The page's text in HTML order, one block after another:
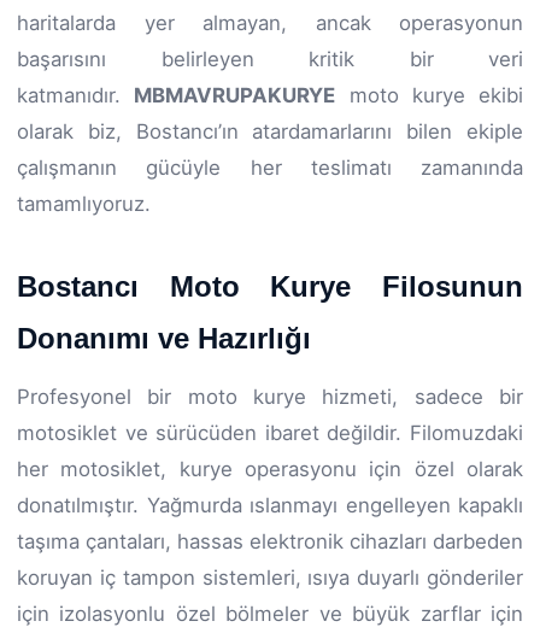
haritalarda yer almayan, ancak operasyonun
başarısını belirleyen kritik bir veri
katmanıdır. MBMAVRUPAKURYE moto kurye ekibi
olarak biz, Bostancı’ın atardamarlarını bilen ekiple
çalışmanın gücüyle her teslimatı zamanında
tamamlıyoruz.
Bostancı Moto Kurye Filosunun
Donanımı ve Hazırlığı
Profesyonel bir moto kurye hizmeti, sadece bir
motosiklet ve sürücüden ibaret değildir. Filomuzdaki
her motosiklet, kurye operasyonu için özel olarak
donatılmıştır. Yağmurda ıslanmayı engelleyen kapaklı
taşıma çantaları, hassas elektronik cihazları darbeden
koruyan iç tampon sistemleri, ısıya duyarlı gönderiler
için izolasyonlu özel bölmeler ve büyük zarflar için